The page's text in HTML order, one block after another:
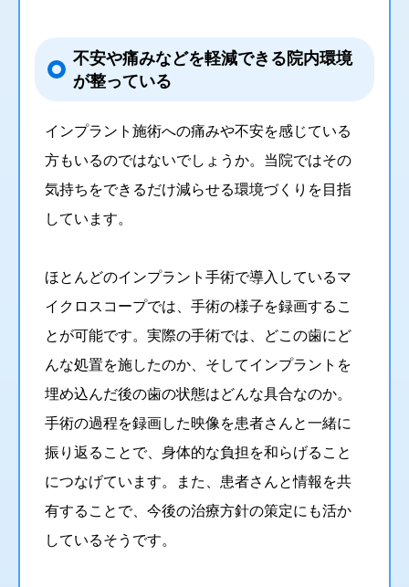
不安や痛みなどを軽減できる院内環境
が整っている
インプラント施術への痛みや不安を感じている
方もいるのではないでしょうか。当院ではその
気持ちをできるだけ減らせる環境づくりを目指
しています。
ほとんどのインプラント手術で導入しているマ
イクロスコープでは、手術の様子を録画するこ
とが可能です。実際の手術では、どこの歯にど
んな処置を施したのか、そしてインプラントを
埋め込んだ後の歯の状態はどんな具合なのか。
手術の過程を録画した映像を患者さんと一緒に
振り返ることで、身体的な負担を和らげること
につなげています。また、患者さんと情報を共
有することで、今後の治療方針の策定にも活か
しているそうです。